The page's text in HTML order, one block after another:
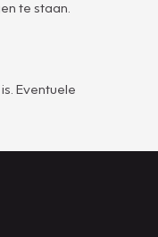
te staan.
Eventuele